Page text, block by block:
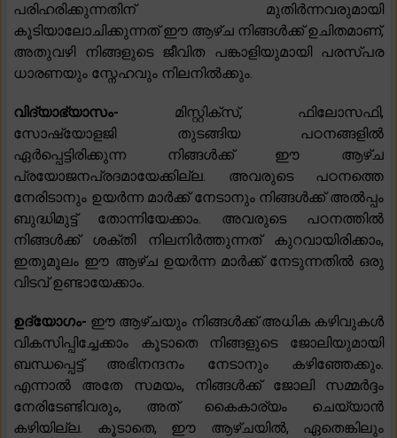
പരിഹരിക്കുന്നതിന് മുതിർന്നവരുമായി
കൂടിയാലോചിക്കുന്നത് ഈ ആഴ്ച നിങ്ങൾക്ക് ഉചിതമാണ്,
അതുവഴി നിങ്ങളുടെ ജീവിത പങ്കാളിയുമായി പരസ്പര
ധാരണയും സ്നേഹവും നിലനിൽക്കും.
വിദ്യാഭ്യാസം- മിസ്റ്റിക്‌സ്, ഫിലോസഫി,
സോഷ്യോളജി തുടങ്ങിയ പഠനങ്ങളിൽ
ഏർപ്പെട്ടിരിക്കുന്ന നിങ്ങൾക്ക് ഈ ആഴ്ച
പ്രയോജനപ്രദമായേക്കില്ല. അവരുടെ പഠനത്തെ
നേരിടാനും ഉയർന്ന മാർക്ക് നേടാനും നിങ്ങൾക്ക് അൽപ്പം
ബുദ്ധിമുട്ട് തോന്നിയേക്കാം. അവരുടെ പഠനത്തിൽ
നിങ്ങൾക്ക് ശക്തി നിലനിർത്തുന്നത് കുറവായിരിക്കാം,
ഇതുമൂലം ഈ ആഴ്ച ഉയർന്ന മാർക്ക് നേടുന്നതിൽ ഒരു
വിടവ് ഉണ്ടായേക്കാം.
ഉദ്യോഗം- ഈ ആഴ്ചയും നിങ്ങൾക്ക് അധിക കഴിവുകൾ
വികസിപ്പിച്ചേക്കാം കൂടാതെ നിങ്ങളുടെ ജോലിയുമായി
ബന്ധപ്പെട്ട് അഭിനന്ദനം നേടാനും കഴിഞ്ഞേക്കും.
എന്നാൽ അതേ സമയം, നിങ്ങൾക്ക് ജോലി സമ്മർദ്ദം
നേരിടേണ്ടിവരും, അത് കൈകാര്യം ചെയ്യാൻ
കഴിയില്ല. കൂടാതെ, ഈ ആഴ്ചയിൽ, ഏതെങ്കിലും